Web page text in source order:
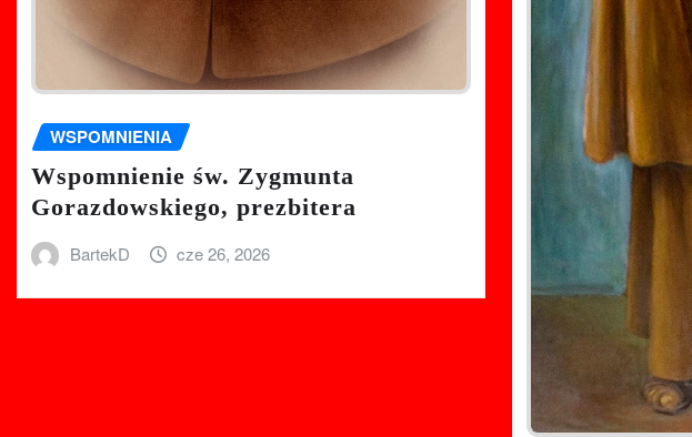
WSPOMNIENIA
Wspomnienie św. Zygmunta
Gorazdowskiego, prezbitera
BartekD cze 26, 2026